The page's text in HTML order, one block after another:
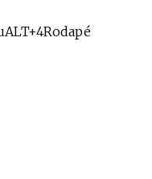
ALT+4Rodapé